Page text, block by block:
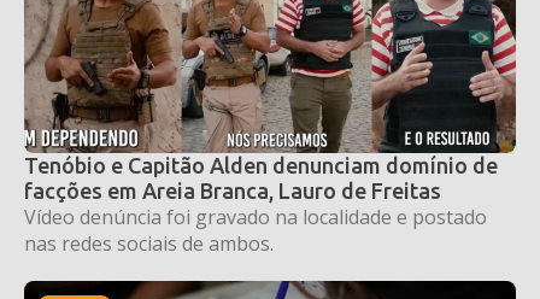
Tenóbio e Capitão Alden denunciam domínio de
facções em Areia Branca, Lauro de Freitas
Vídeo denúncia foi gravado na localidade e postado
nas redes sociais de ambos.